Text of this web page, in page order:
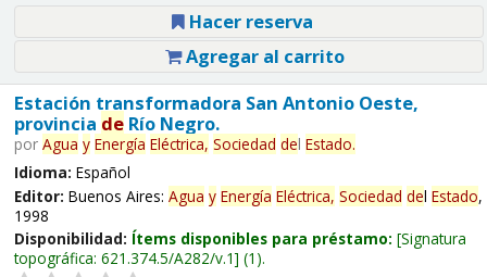
Hacer reserva
Agregar al carrito
Estación transformadora San Antonio Oeste,
provincia deRío Negro.
por Agua y Energía Eléctrica, Sociedad del Estado.
Idioma: Español
Editor: Buenos Aires: Agua y Energía Eléctrica, Sociedad del Estado,
1998
Disponibilidad: Ítems disponibles para préstamo: Signatura
topográfica: 621.374.5/A282/v.1 (1).